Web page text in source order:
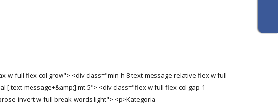
w-full flex-col grow"> <div class="min-h-8 text-message relative flex w-full
message+&amp;]:mt-5"> <div class="flex w-full flex-col gap-1
invert w-full break-words light"> <p>Kategoria